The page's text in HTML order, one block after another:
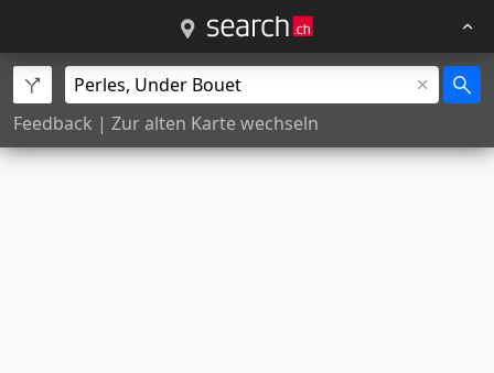
Feedback | Zur alten Karte wechseln